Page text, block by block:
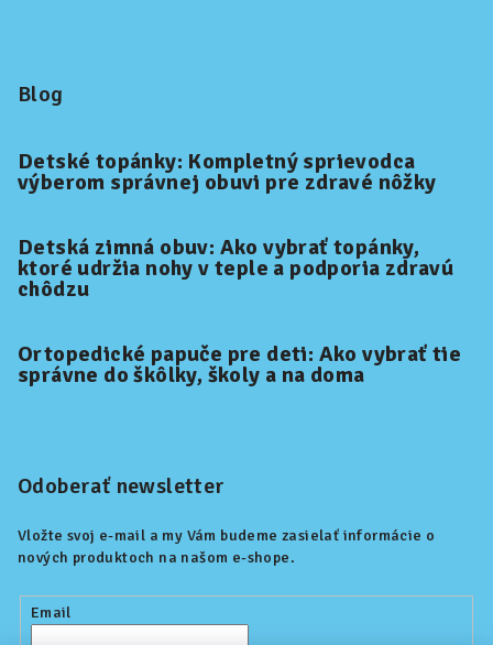
Blog
Detské topánky: Kompletný sprievodca
výberom správnej obuvi pre zdravé nôžky
Detská zimná obuv: Ako vybrať topánky,
ktoré udržia nohy v teple a podporia zdravú
chôdzu
Ortopedické papuče pre deti: Ako vybrať tie
správne do škôlky, školy a na doma
Odoberať newsletter
Vložte svoj e-mail a my Vám budeme zasielať informácie o
nových produktoch na našom e-shope.
Email